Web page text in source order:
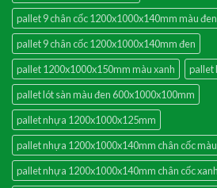
pallet 9 chân cốc 1200x1000x140mm màu đen
pallet 9 chân cốc 1200x1000x140mm đen
pallet 1200x1000x150mm màu xanh
pallet
pallet lót sàn màu đen 600x1000x100mm
pallet nhựa 1200x1000x125mm
pallet nhựa 1200x1000x140mm chân cốc
pallet nhựa 1200x1000x140mm chân cốc